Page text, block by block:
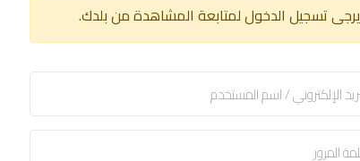
يرجى تسجيل الدخول لمتابعة المشاهدة من بلدك.